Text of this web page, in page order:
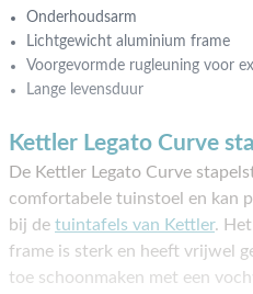
Onderhoudsarm
Lichtgewicht aluminium frame
Voorgevormde rugleuning voor
Lange levensduur
Kettler Legato Curve
De Kettler Legato Curve
comfortabele tuinstoel en kan
bij de tuintafels van Kettler.
frame is sterk en heeft vrijwel
toe schoonmaken met een